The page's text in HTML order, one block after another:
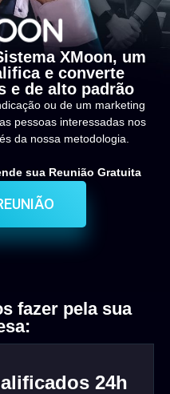
XMoon, um
e converte
e de alto padrão
ou de um marketing
pessoas interessadas nos
da nossa metodologia.
sua Reunião Gratuita
fazer pela sua
24h